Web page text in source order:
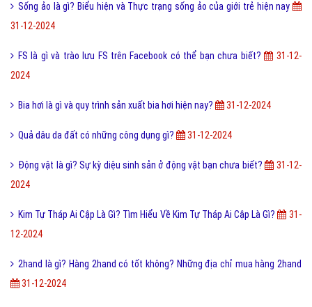
Sống ảo là gì? Biểu hiện và Thực trạng sống ảo của giới trẻ hiện nay
31-12-2024
FS là gì và trào lưu FS trên Facebook có thể bạn chưa biết?
31-12-
2024
Bia hơi là gì và quy trình sản xuất bia hơi hiện nay? 31-12-2024
Quả dâu da đất có những công dụng gì? 31-12-2024
Động vật là gì? Sự kỳ diệu sinh sản ở động vật bạn chưa biết?
31-12-
2024
Kim Tự Tháp Ai Cập Là Gì? Tìm Hiểu Về Kim Tự Tháp Ai Cập Là Gì?
31-
12-2024
2hand là gì? Hàng 2hand có tốt không? Những địa chỉ mua hàng 2hand
31-12-2024